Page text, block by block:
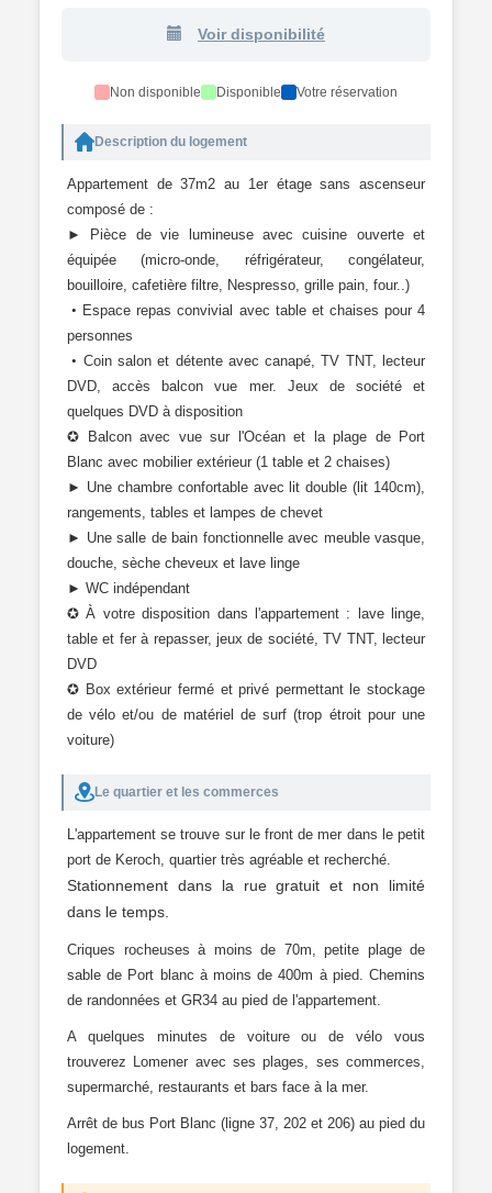
Voir disponibilité
Non disponible Disponible Votre réservation
Description du logement
Appartement de 37m2 au 1er étage sans ascenseur
composé de :
► Pièce de vie lumineuse avec cuisine ouverte et
équipée (micro-onde, réfrigérateur, congélateur,
bouilloire, cafetière filtre, Nespresso, grille pain, four..)
• Espace repas convivial avec table et chaises pour 4
personnes
• Coin salon et détente avec canapé, TV TNT, lecteur
DVD, accès balcon vue mer. Jeux de société et
quelques DVD à disposition
✪ Balcon avec vue sur l'Océan et la plage de Port
Blanc avec mobilier extérieur (1 table et 2 chaises)
► Une chambre confortable avec lit double (lit 140cm),
rangements, tables et lampes de chevet
► Une salle de bain fonctionnelle avec meuble vasque,
douche, sèche cheveux et lave linge
► WC indépendant
✪ À votre disposition dans l'appartement : lave linge,
table et fer à repasser, jeux de société, TV TNT, lecteur
DVD
✪ Box extérieur fermé et privé permettant le stockage
de vélo et/ou de matériel de surf (trop étroit pour une
voiture)
Le quartier et les commerces
L'appartement se trouve sur le front de mer dans le petit
port de Keroch, quartier très agréable et recherché.
Stationnement dans la rue gratuit et non limité
dans le temps.
Criques rocheuses à moins de 70m, petite plage de
sable de Port blanc à moins de 400m à pied. Chemins
de randonnées et GR34 au pied de l'appartement.
A quelques minutes de voiture ou de vélo vous
trouverez Lomener avec ses plages, ses commerces,
supermarché, restaurants et bars face à la mer.
Arrêt de bus Port Blanc (ligne 37, 202 et 206) au pied du
logement.